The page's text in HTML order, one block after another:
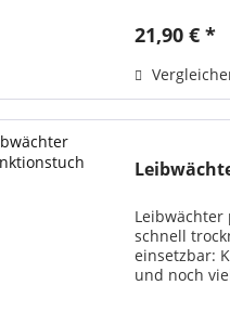
21,90 € *
Leibwächter
schnell
einsetzbar:
und noch